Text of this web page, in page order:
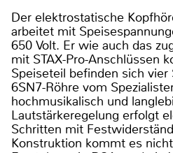
Der elektrostatische
arbeitet mit
650 Volt. Er wie auch das
mit STAX-Pro-Anschlüssen
Speiseteil befinden sich
6SN7-Röhre vom
hochmusikalisch und
Lautstärkeregelung erfolgt
Schritten mit
Konstruktion kommt es